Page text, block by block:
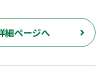
細ページへ